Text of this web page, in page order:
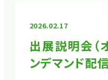
2026.02.17
出展説明会（
ンデマンド配